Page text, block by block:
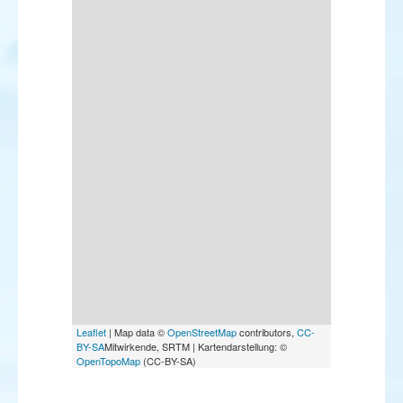
Leaflet | Map data ©OpenStreetMapcontributors, CC-
BY-SAMitwirkende, SRTM | Kartendarstellung: ©
OpenTopoMap (CC-BY-SA)